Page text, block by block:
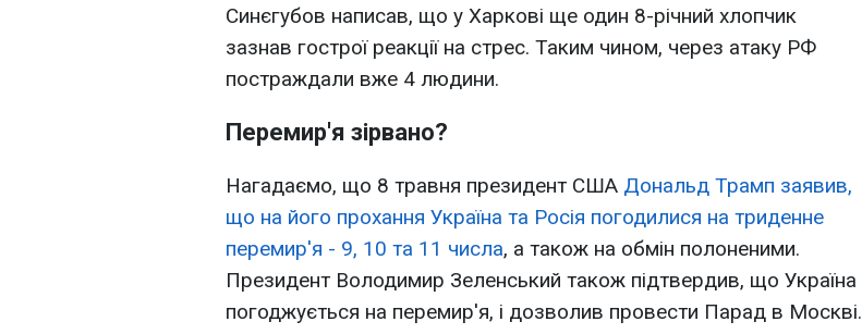
Синєгубов написав, що у Харкові ще один 8-річний хлопчик
зазнав гострої реакції на стрес. Таким чином, через атаку РФ
постраждали вже 4 людини.
Перемир'я зірвано?
Нагадаємо, що 8 травня президент США Дональд Трамп заявив,
що на його прохання Україна та Росія погодилися на триденне
перемир'я - 9, 10 та 11 числа, а також на обмін полоненими.
Президент Володимир Зеленський також підтвердив, що Україна
погоджується на перемир'я, і дозволив провести Парад в Москві.